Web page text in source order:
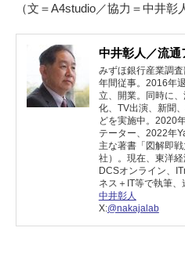
（文＝A4studio／協力＝中井彰
中井彰人／流通
みずほ銀行産業調
年間従事。2016年
立、開業。同時に
化、TV出演、新聞
どを実施中。2020
テーター、2022年
主な著書「図解即
社）。現在、東洋
DCSオンライン、
ネス＋IT等で執筆、
中井彰人
X:@nakajalab